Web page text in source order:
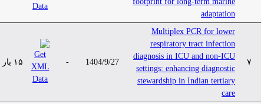
adaptation
Multiplex PCR for lower
respiratory tract infection
diagnosis in ICU and non-ICU
settings: enhancing diagnostic
stewardship in Indian tertiary
care
1404/9/27 ۱۵ بار